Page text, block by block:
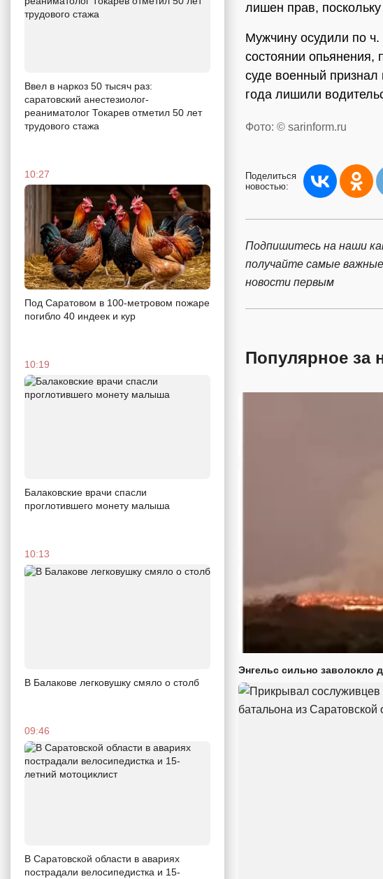
Ввел в наркоз 50 тысяч раз:
саратовский анестезиолог-
реаниматолог Токарев отметил 50 лет
трудового стажа
10:27
Под Саратовом в 100-метровом пожаре
погибло 40 индеек и кур
10:19
Балаковские врачи спасли
проглотившего монету малыша
10:13
В Балакове легковушку смяло о столб
09:46
В Саратовской области в авариях
пострадали велосипедистка и 15-
лишен прав,
Мужчину осудили по
состоянии опьянения,
суде военный
года лишили
Фото: © sarinform.ru
Поделиться
новостью:
Подпишитесь на наши
получайте самые
новости первым
Популярное за
Энгельс сильно заволокло